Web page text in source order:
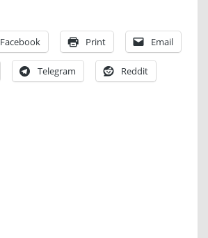
Facebook Print Email
Telegram Reddit